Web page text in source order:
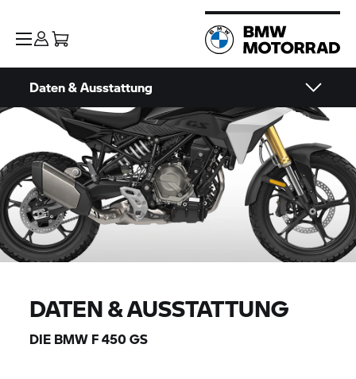
Daten & Ausstattung
DATEN & AUSSTATTUNG
DIE BMW F 450 GS